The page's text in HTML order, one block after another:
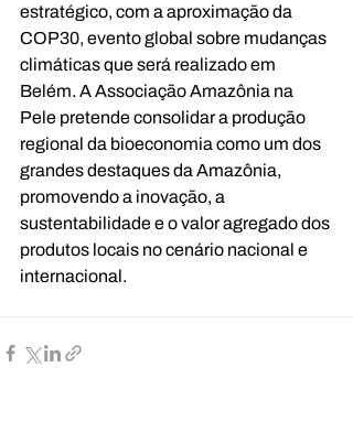
estratégico, com a aproximação da
COP30, evento global sobre mudanças
climáticas que será realizado em
Belém. A Associação Amazônia na
Pele pretende consolidar a produção
regional da bioeconomia como um dos
grandes destaques da Amazônia,
promovendo a inovação, a
sustentabilidade e o valor agregado dos
produtos locais no cenário nacional e
internacional.